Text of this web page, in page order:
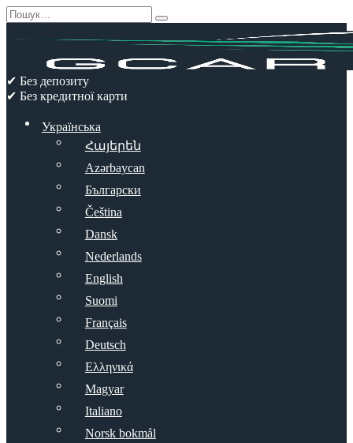
Перейти
до
вмісту
Search
for:
✔ Без депозиту
✔ Без кредитної карти
Українська
Հայերեն
Azərbaycan
Български
Čeština
Dansk
Nederlands
English
Suomi
Français
Deutsch
Ελληνικά
Magyar
Italiano
Norsk bokmål